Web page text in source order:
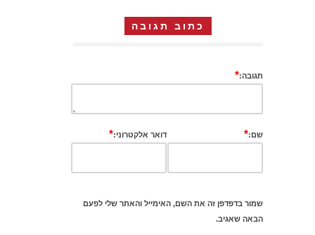
כתוב תגובה
תגובה:*
שם:* דואר אלקטרוני:*
שמור בדפדפן זה את השם, האימייל והאתר שלי לפעם
הבאה שאגיב.